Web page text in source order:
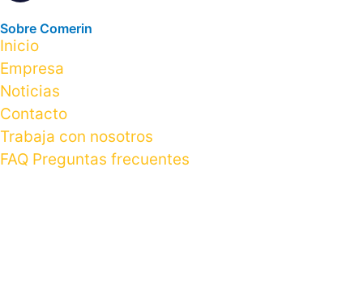
Sobre Comerin
Inicio
Empresa
Noticias
Contacto
Trabaja con nosotros
FAQ Preguntas frecuentes